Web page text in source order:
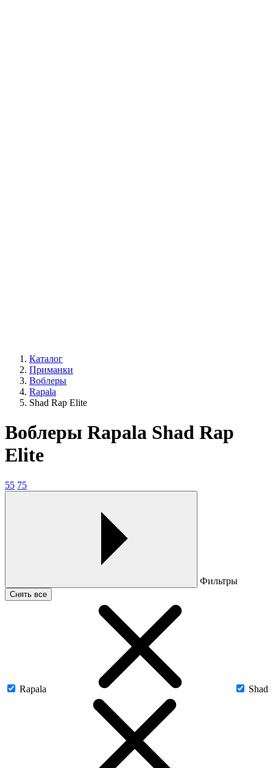
Каталог
Приманки
Воблеры
Rapala
Shad Rap Elite
Воблеры Rapala Shad Rap
Elite
55 75
Фильтры
Снять все
Rapala Shad